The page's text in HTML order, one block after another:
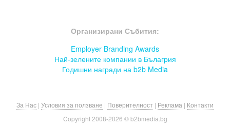
Организирани Събития:
Employer Branding Awards
Най-зелените компании в Бълагрия
Годишни награди на b2b Media
За Нас | Условия за ползване | Поверителност | Реклама | Контакти
Copyright 2008-2026 © b2bmedia.bg